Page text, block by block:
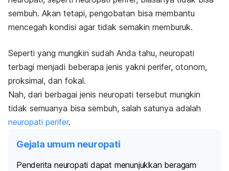
sembuh. Akan tetapi, pengobatan bisa membantu
mencegah kondisi agar tidak semakin memburuk.
Seperti yang mungkin sudah Anda tahu, neuropati
terbagi menjadi beberapa jenis yakni perifer, otonom,
proksimal, dan fokal.
Nah, dari berbagai jenis neuropati tersebut mungkin
tidak semuanya bisa sembuh, salah satunya adalah
neuropati perifer.
Gejala umum neuropati
Penderita neuropati dapat menunjukkan beragam